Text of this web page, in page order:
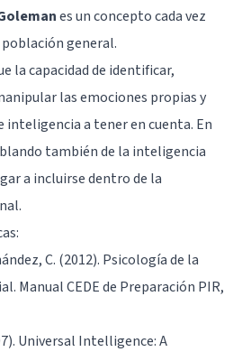
es un concepto cada vez
general.
la capacidad de identificar,
las emociones propias y
inteligencia a tener en cuenta. En
también de la inteligencia
a incluirse dentro de la
C. (2012). Psicología de la
Manual CEDE de Preparación PIR,
Universal Intelligence: A